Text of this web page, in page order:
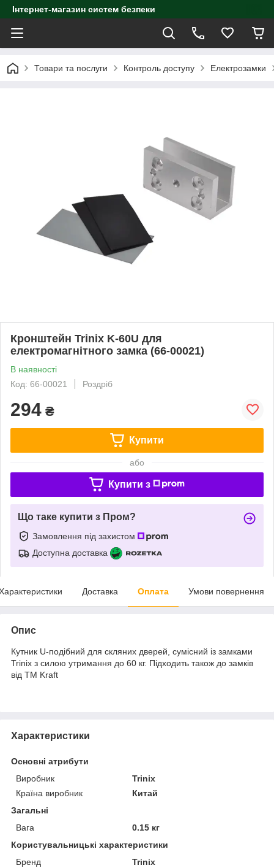
Інтернет-магазин систем безпеки
Товари та послуги Контроль доступу Електрозамки
Кронштейн Trinix K-60U для
електромагнітного замка (66-00021)
В наявності
Код: 66-00021
Роздріб
294 ₴
Купити
або
Купити з
Що таке купити з Пром?
Замовлення під захистом
Доступна доставка
Доставка Оплата Умови повернення
Опис
Кутник U-подібний для скляних дверей, сумісний із замками
Trinix з силою утримання до 60 кг. Підходить також до замків
від ТМ Kraft
Характеристики
Основні атрибути
Виробник
Trinix
Країна виробник
Китай
Загальні
Вага
0.15 кг
Користувальницькі характеристики
Бренд
Trinix